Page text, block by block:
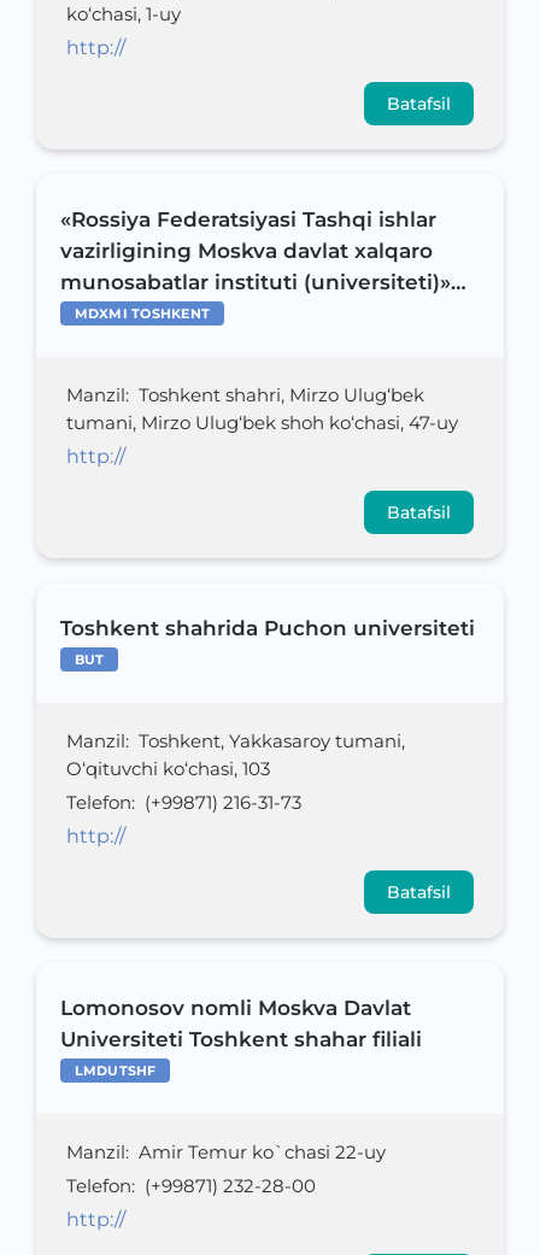
ko‘chasi, 1-uy
http://
Batafsil
«Rossiya Federatsiyasi Tashqi ishlar
vazirligining Moskva davlat xalqaro
munosabatlar instituti (universiteti)»
Federal davlat avtonom oliy ta’lim
MDXMI TOSHKENT
Manzil: Toshkent shahri, Mirzo Ulug‘bek
tumani, Mirzo Ulug‘bek shoh ko‘chasi, 47-uy
http://
Batafsil
Toshkent shahrida Puchon universiteti
BUT
Manzil: Toshkent, Yakkasaroy tumani,
O‘qituvchi ko‘chasi, 103
Telefon: (+99871) 216-31-73
http://
Batafsil
Lomonosov nomli Moskva Davlat
Universiteti Toshkent shahar filiali
LMDUTSHF
Manzil: Amir Temur ko`chasi 22-uy
Telefon: (+99871) 232-28-00
http://